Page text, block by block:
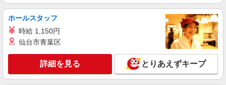
派遣社員
株式会社シエロ
時給1400円〜1600円（経験・能力による） ※
残業代支給 ★交通費別途支給（規定あり） ゜
+゜・。○。・゜+゜・。○。・゜+゜ 入社祝い金10
万円支給(規定有) お友達を紹介頂くと, インセンテ
沖縄県那覇市の家電量販店
ホールスタッフ
時給 1,150円
仙台市青葉区
詳細を見る とりあえずキープ